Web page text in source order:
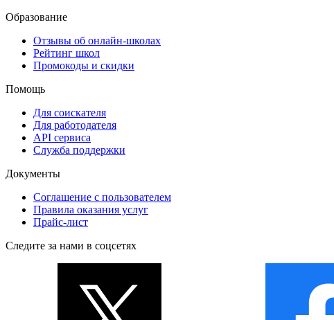
Образование
Отзывы об онлайн-школах
Рейтинг школ
Промокоды и скидки
Помощь
Для соискателя
Для работодателя
API сервиса
Служба поддержки
Документы
Соглашение с пользователем
Правила оказания услуг
Прайс-лист
Следите за нами в соцсетях